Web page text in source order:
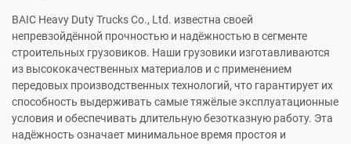
BAIC Heavy Duty Trucks Co., Ltd. известна своей
непревзойдённой прочностью и надёжностью в сегменте
строительных грузовиков. Наши грузовики изготавливаются
из высококачественных материалов и с применением
передовых производственных технологий, что гарантирует их
способность выдерживать самые тяжёлые эксплуатационные
условия и обеспечивать длительную безотказную работу. Эта
надёжность означает минимальное время простоя и